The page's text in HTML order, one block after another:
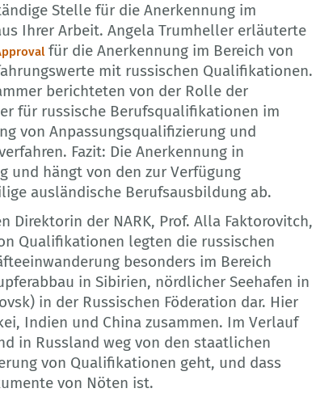
Stelle für die Anerkennung im
Ihrer Arbeit. Angela Trumheller erläuterte
für die Anerkennung im Bereich von
mit russischen Qualifikationen.
berichteten von der Rolle der
für russische Berufsqualifikationen im
von Anpassungsqualifizierung und
Fazit: Die Anerkennung in
und hängt von den zur Verfügung
ausländische Berufsausbildung ab.
Direktorin der NARK, Prof. Alla Faktorovitch,
Qualifikationen legten die russischen
besonders im Bereich
in Sibirien, nördlicher Seehafen in
in der Russischen Föderation dar. Hier
Indien und China zusammen. Im Verlauf
in Russland weg von den staatlichen
von Qualifikationen geht, und dass
von Nöten ist.